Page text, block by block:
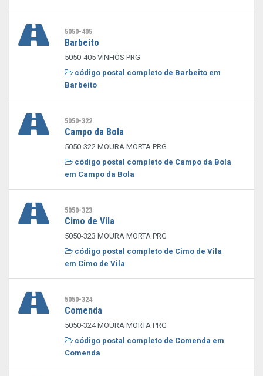
5050-405
Barbeito
5050-405 VINHÓS PRG
código postal completo de Barbeito em
Barbeito
5050-322
Campo da Bola
5050-322 MOURA MORTA PRG
código postal completo de Campo da Bola
em Campo da Bola
5050-323
Cimo de Vila
5050-323 MOURA MORTA PRG
código postal completo de Cimo de Vila
em Cimo de Vila
5050-324
Comenda
5050-324 MOURA MORTA PRG
código postal completo de Comenda em
Comenda